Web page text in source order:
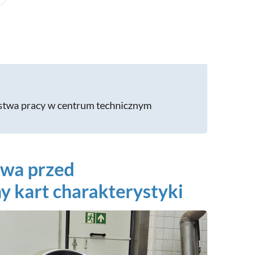
pracy w centrum technicznym
przed
kart charakterystyki